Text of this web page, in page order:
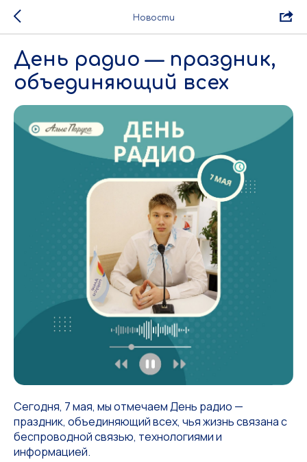
Новости
День радио — праздник,
объединяющий всех
Сегодня, 7 мая, мы отмечаем День радио —
праздник, объединяющий всех, чья жизнь связана с
беспроводной связью, технологиями и
информацией.